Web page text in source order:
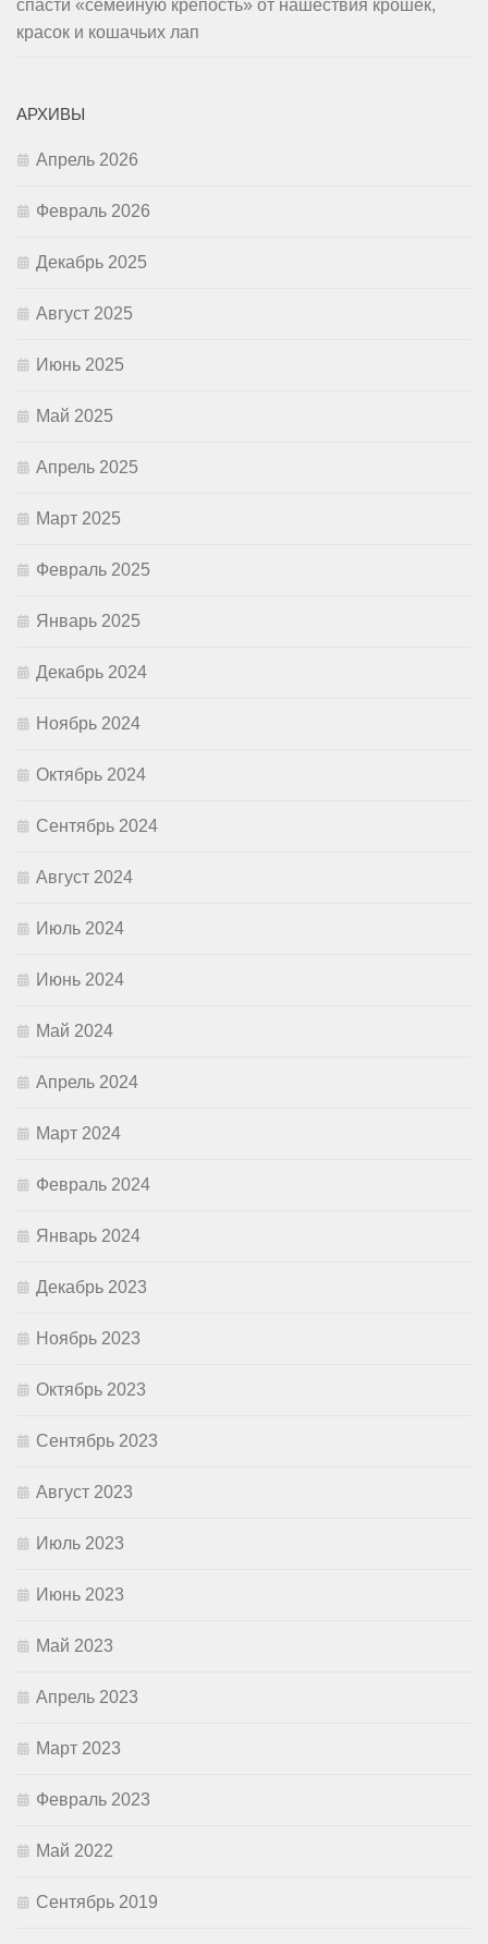
спасти «семейную крепость» от нашествия крошек,
красок и кошачьих лап
АРХИВЫ
Апрель 2026
Февраль 2026
Декабрь 2025
Август 2025
Июнь 2025
Май 2025
Апрель 2025
Март 2025
Февраль 2025
Январь 2025
Декабрь 2024
Ноябрь 2024
Октябрь 2024
Сентябрь 2024
Август 2024
Июль 2024
Июнь 2024
Май 2024
Апрель 2024
Март 2024
Февраль 2024
Январь 2024
Декабрь 2023
Ноябрь 2023
Октябрь 2023
Сентябрь 2023
Август 2023
Июль 2023
Июнь 2023
Май 2023
Апрель 2023
Март 2023
Февраль 2023
Май 2022
Сентябрь 2019